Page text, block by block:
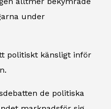
under
politiskt känsligt inför
de politiska